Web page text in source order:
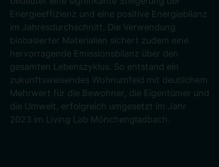
Energieeffizienz und eine positive Energiebilanz
im Jahresdurchschnitt. Die Verwendung
biobasierter Materialien sichert zudem eine
hervorragende Emissionsbilanz über den
gesamten Lebenszyklus. So entstand ein
zukunftsweisendes Wohnumfeld mit deutlichem
Mehrwert für die Bewohner, die Eigentümer und
die Umwelt, erfolgreich umgesetzt im Jahr
2023 im Living Lab Mönchengladbach.